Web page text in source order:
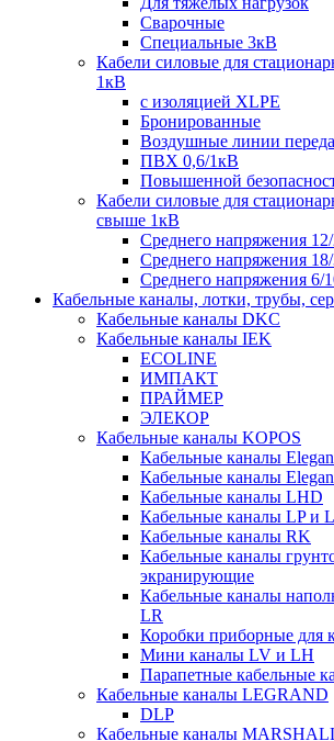
Сварочные
Специальные 3кВ
Кабели силовые для
1кВ
c изоляцией XLPE
Бронированные
Воздушные линии
ПВХ 0,6/1кВ
Повышенной
Кабели силовые для
свыше 1кВ
Среднего напряжения
Среднего напряжения
Среднего напряжения 6/
Кабельные каналы, лотки, трубы,
Кабельные каналы DKC
Кабельные каналы IEK
ECOLINE
ИМПАКТ
ПРАЙМЕР
ЭЛЕКОР
Кабельные каналы KOPOS
Кабельные каналы
Кабельные каналы
Кабельные каналы LHD
Кабельные каналы LP и
Кабельные каналы RK
Кабельные каналы
экранирующие
Кабельные каналы
LR
Коробки приборные для
Мини каналы LV и LH
Парапетные кабельные
Кабельные каналы LEGRAND
DLP
Кабельные каналы